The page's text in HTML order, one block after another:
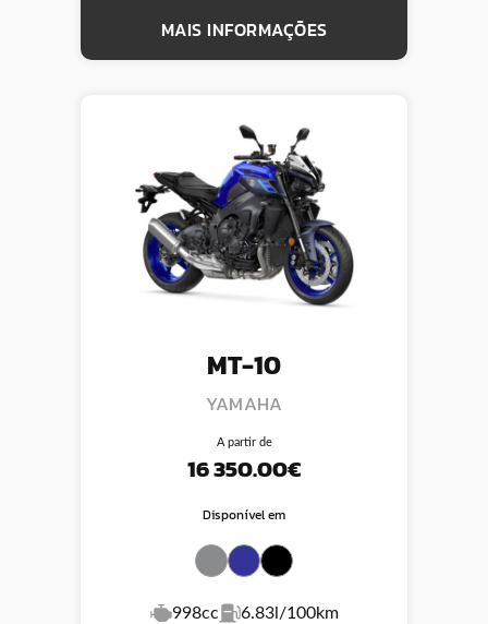
MAIS INFORMAÇÕES
MT-10
YAMAHA
A partir de
16 350.00€
Disponível em
998cc 6.83l/100km